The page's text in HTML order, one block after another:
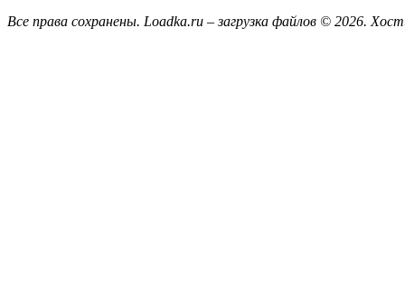
Все права сохранены. Loadka.ru – загрузка файлов © 2026.